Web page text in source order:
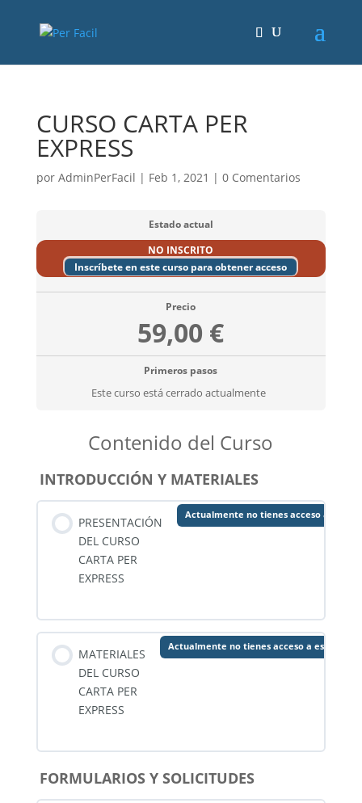
CURSO CARTA PER
EXPRESS
por AdminPerFacil | Feb 1, 2021 | 0 Comentarios
Estado actual
NO INSCRITO
Inscríbete en este curso para obtener acceso
Precio
59,00 €
Primeros pasos
Este curso está cerrado actualmente
Contenido del Curso
INTRODUCCIÓN Y MATERIALES
PRESENTACIÓN
DEL CURSO
CARTA PER
EXPRESS
Actualmente no tienes acceso a este
MATERIALES
DEL CURSO
CARTA PER
EXPRESS
Actualmente no tienes acceso a este
FORMULARIOS Y SOLICITUDES